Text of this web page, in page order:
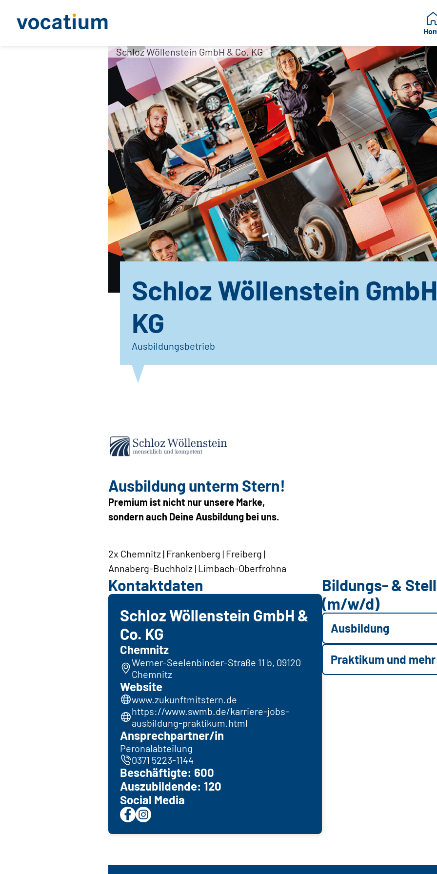
Schloz Wöllenstein GmbH & Co. KG
Schloz Wöllenstein
KG
Ausbildungsbetrieb
Ausbildung unterm Stern!
Premium ist nicht nur unsere Marke,
sondern auch Deine Ausbildung bei uns.
2x Chemnitz | Frankenberg | Freiberg |
Annaberg-Buchholz | Limbach-Oberfrohna
Kontaktdaten
Schloz Wöllenstein GmbH &
Co. KG
Chemnitz
Werner-Seelenbinder-Straße 11 b, 09120
Chemnitz
Website
www.zukunftmitstern.de
https://www.swmb.de/karriere-jobs-
ausbildung-praktikum.html
Ansprechpartner/in
Peronalabteilung
0371 5223-1144
Beschäftigte: 600
Auszubildende: 120
Social Media
Bildungs- &
(m/w/d)
Ausbildung
Praktikum und mehr